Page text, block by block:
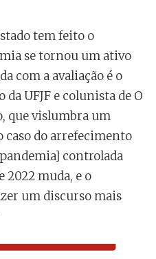
tem feito o
se tornou um ativo
com a avaliação é o
UFJF e colunista de O
que vislumbra um
caso do arrefecimento
pandemia] controlada
2022 muda, e o
um discurso mais